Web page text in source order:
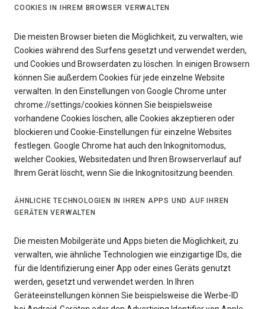
COOKIES IN IHREM BROWSER VERWALTEN
Die meisten Browser bieten die Möglichkeit, zu verwalten, wie
Cookies während des Surfens gesetzt und verwendet werden,
und Cookies und Browserdaten zu löschen. In einigen Browsern
können Sie außerdem Cookies für jede einzelne Website
verwalten. In den Einstellungen von Google Chrome unter
chrome://settings/cookies können Sie beispielsweise
vorhandene Cookies löschen, alle Cookies akzeptieren oder
blockieren und Cookie-Einstellungen für einzelne Websites
festlegen. Google Chrome hat auch den Inkognitomodus,
welcher Cookies, Websitedaten und Ihren Browserverlauf auf
Ihrem Gerät löscht, wenn Sie die Inkognitositzung beenden.
ÄHNLICHE TECHNOLOGIEN IN IHREN APPS UND AUF IHREN
GERÄTEN VERWALTEN
Die meisten Mobilgeräte und Apps bieten die Möglichkeit, zu
verwalten, wie ähnliche Technologien wie einzigartige IDs, die
für die Identifizierung einer App oder eines Geräts genutzt
werden, gesetzt und verwendet werden. In Ihren
Geräteeinstellungen können Sie beispielsweise die Werbe-ID